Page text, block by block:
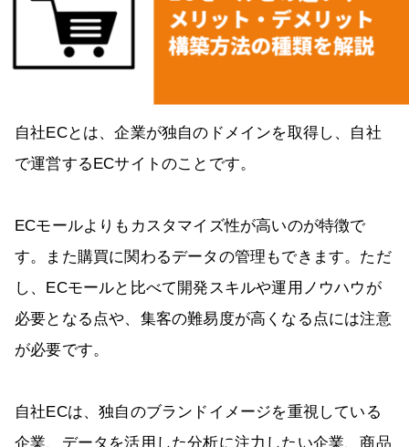
自社ECとは、企業が独自のドメインを取得し、自社
で運営するECサイトのことです。
ECモールよりもカスタマイズ性が高いのが特徴で
す。また購買に関わるデータの管理もできます。ただ
し、ECモールと比べて開発スキルや運用ノウハウが
必要となる点や、集客の難易度が高くなる点には注意
が必要です。
自社ECは、独自のブランドイメージを重視している
企業、データを活用した分析に注力したい企業、商品